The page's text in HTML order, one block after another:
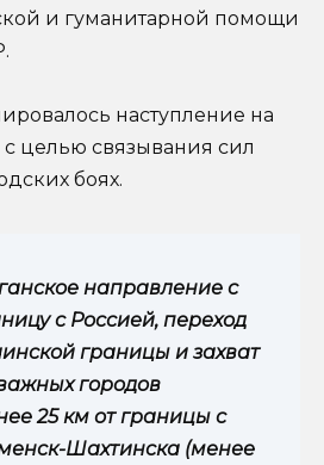
и гуманитарной помощи
наступление на
целью связывания сил
боях.
направление с
с Россией, переход
границы и захват
городов
25 км от границы с
Шахтинска (менее